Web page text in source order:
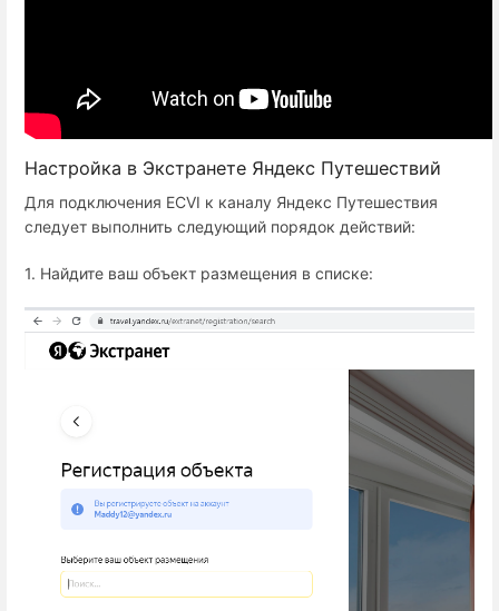
Настройка в Экстранете Яндекс Путешествий
Для подключения ECVI к каналу Яндекс Путешествия
следует выполнить следующий порядок действий:
1. Найдите ваш объект размещения в списке: